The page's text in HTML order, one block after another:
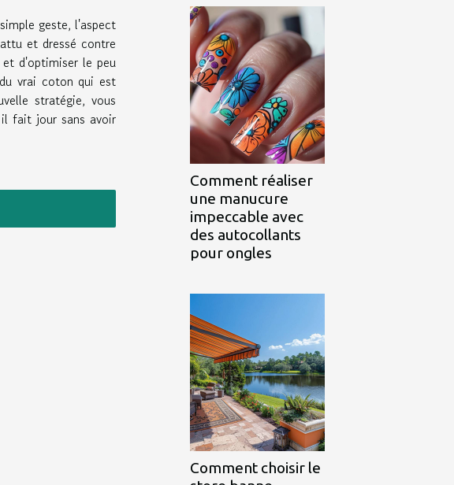
geste, l'aspect
et dressé contre
d'optimiser le peu
vrai coton qui est
stratégie, vous
fait jour sans avoir
Comment réaliser
une manucure
impeccable avec
des autocollants
pour ongles
Comment choisir le